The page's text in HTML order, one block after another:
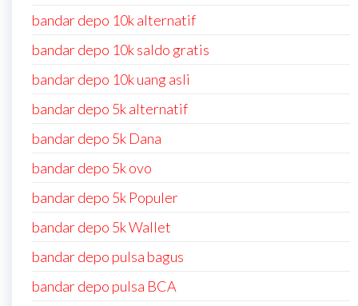
bandar depo 10k alternatif
bandar depo 10k saldo gratis
bandar depo 10k uang asli
bandar depo 5k alternatif
bandar depo 5k Dana
bandar depo 5k ovo
bandar depo 5k Populer
bandar depo 5k Wallet
bandar depo pulsa bagus
bandar depo pulsa BCA